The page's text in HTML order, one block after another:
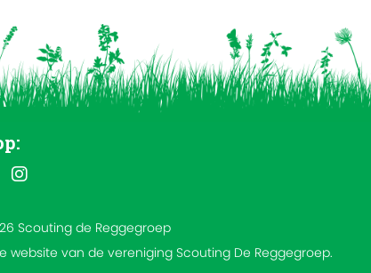
Scouting de Reggegroep
website van de vereniging Scouting De Reggegroep.